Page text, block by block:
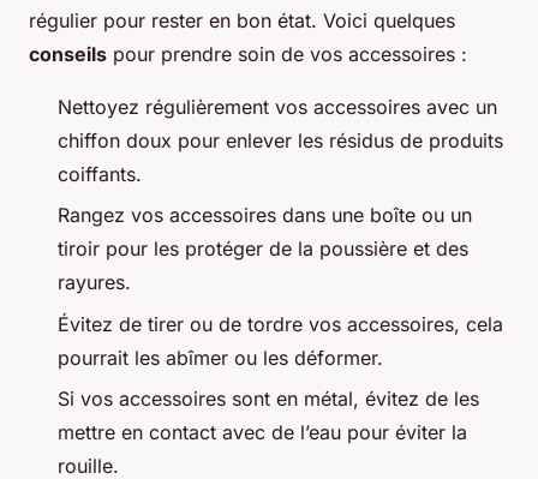
régulier pour rester en bon état. Voici quelques
conseils pour prendre soin de vos accessoires :
Nettoyez régulièrement vos accessoires avec un
chiffon doux pour enlever les résidus de produits
coiffants.
Rangez vos accessoires dans une boîte ou un
tiroir pour les protéger de la poussière et des
rayures.
Évitez de tirer ou de tordre vos accessoires, cela
pourrait les abîmer ou les déformer.
Si vos accessoires sont en métal, évitez de les
mettre en contact avec de l’eau pour éviter la
rouille.